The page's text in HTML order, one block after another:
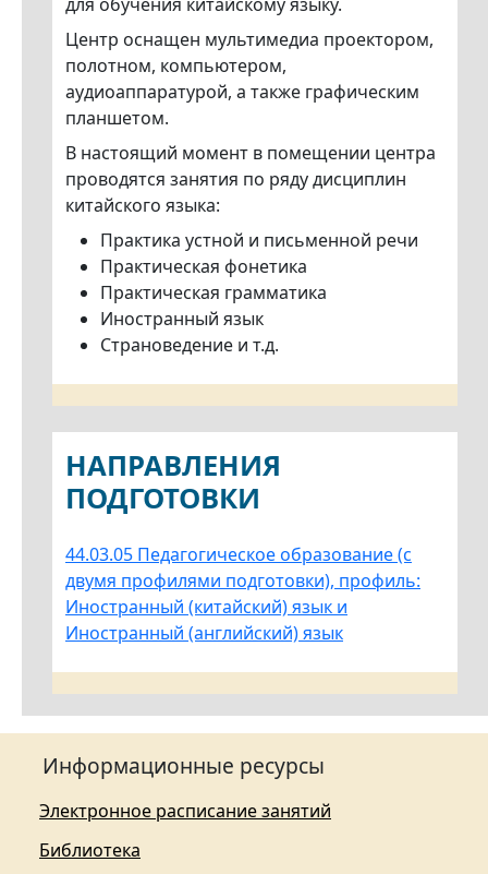
Центр оснащен мультимедиа проектором,
полотном, компьютером,
аудиоаппаратурой, а также графическим
планшетом.
В настоящий момент в помещении центра
проводятся занятия по ряду дисциплин
китайского языка:
Практика устной и письменной речи
Практическая фонетика
Практическая грамматика
Иностранный язык
Страноведение и т.д.
НАПРАВЛЕНИЯ
ПОДГОТОВКИ
44.03.05 Педагогическое образование (с
двумя профилями подготовки), профиль:
Иностранный (китайский) язык и
Иностранный (английский) язык
Информационные ресурсы
Электронное расписание занятий
Библиотека